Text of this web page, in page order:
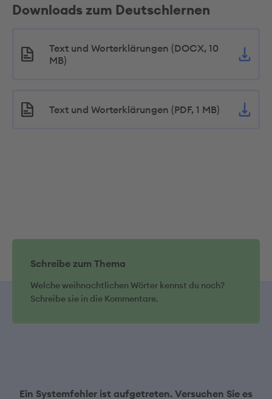
Downloads zum Deutschlernen
Text und Worterklärungen (DOCX, 10
MB)
Text und Worterklärungen (PDF, 1 MB)
Schreibe zum Thema
Welche weihnachtlichen Wörter kennst du noch?
Schreibe sie in die Kommentare.
Ein Systemfehler ist aufgetreten. Versuchen Sie es